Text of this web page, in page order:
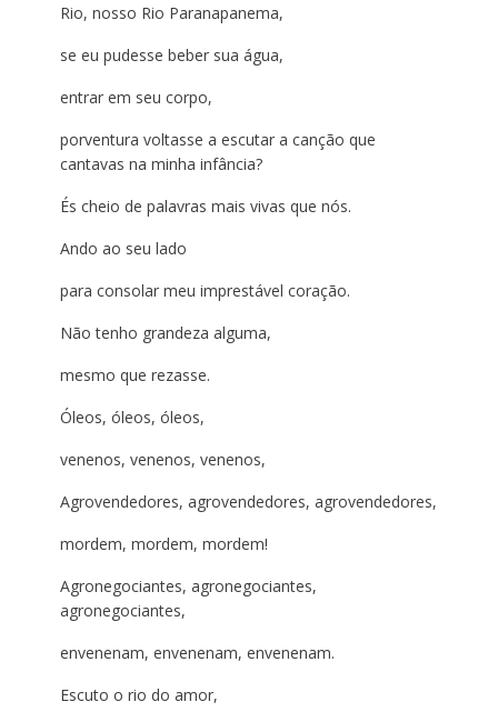
Rio, nosso Rio Paranapanema,
se eu pudesse beber sua água,
entrar em seu corpo,
porventura voltasse a escutar a canção que
cantavas na minha infância?
És cheio de palavras mais vivas que nós.
Ando ao seu lado
para consolar meu imprestável coração.
Não tenho grandeza alguma,
mesmo que rezasse.
Óleos, óleos, óleos,
venenos, venenos, venenos,
Agrovendedores, agrovendedores, agrovendedores,
mordem, mordem, mordem!
Agronegociantes, agronegociantes,
agronegociantes,
envenenam, envenenam, envenenam.
Escuto o rio do amor,